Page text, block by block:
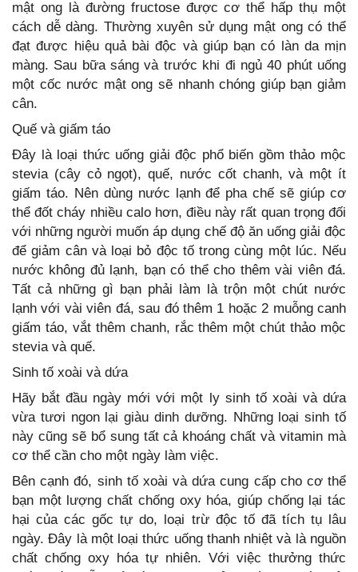
mật ong là đường fructose được cơ thể hấp thụ một
cách dễ dàng. Thường xuyên sử dụng mật ong có thể
đạt được hiệu quả bài độc và giúp bạn có làn da mịn
màng. Sau bữa sáng và trước khi đi ngủ 40 phút uống
một cốc nước mật ong sẽ nhanh chóng giúp bạn giảm
cân.
Quế và giấm táo
Đây là loại thức uống giải độc phổ biến gồm thảo mộc
stevia (cây cỏ ngọt), quế, nước cốt chanh, và một ít
giấm táo. Nên dùng nước lạnh để pha chế sẽ giúp cơ
thể đốt cháy nhiều calo hơn, điều này rất quan trọng đối
với những người muốn áp dụng chế độ ăn uống giải độc
để giảm cân và loại bỏ độc tố trong cùng một lúc. Nếu
nước không đủ lạnh, bạn có thể cho thêm vài viên đá.
Tất cả những gì bạn phải làm là trộn một chút nước
lạnh với vài viên đá, sau đó thêm 1 hoặc 2 muỗng canh
giấm táo, vắt thêm chanh, rắc thêm một chút thảo mộc
stevia và quế.
Sinh tố xoài và dứa
Hãy bắt đầu ngày mới với một ly sinh tố xoài và dứa
vừa tươi ngon lại giàu dinh dưỡng. Những loại sinh tố
này cũng sẽ bổ sung tất cả khoáng chất và vitamin mà
cơ thể cần cho một ngày làm việc.
Bên cạnh đó, sinh tố xoài và dứa cung cấp cho cơ thể
bạn một lượng chất chống oxy hóa, giúp chống lại tác
hại của các gốc tự do, loại trừ độc tố đã tích tụ lâu
ngày. Đây là một loại thức uống thanh nhiệt và là nguồn
chất chống oxy hóa tự nhiên. Với việc thưởng thức